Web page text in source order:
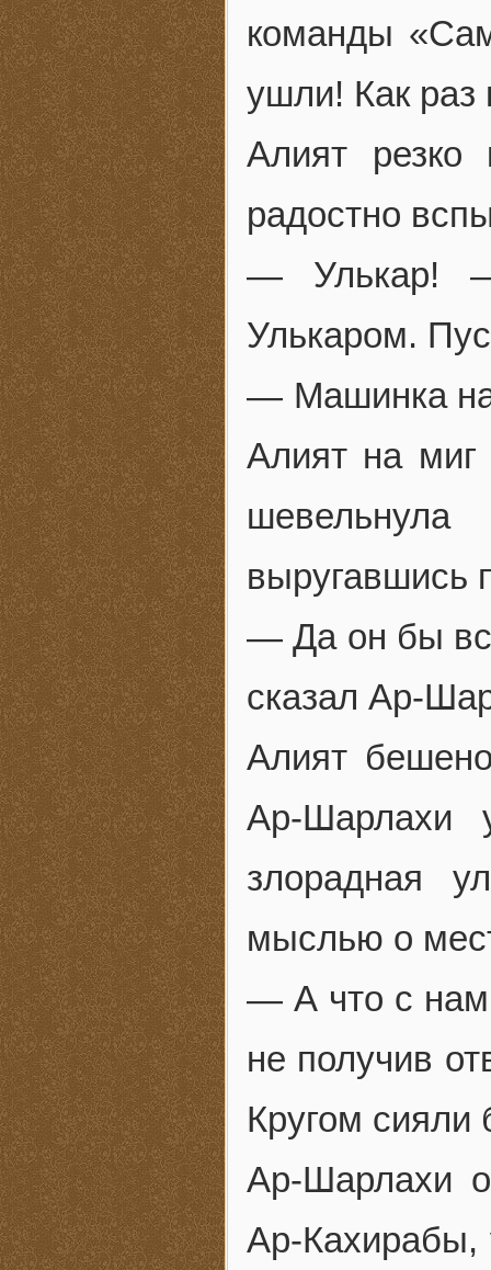
команды
ушли! Как
Алият резко
радостно
— Улькар!
Улькаром.
— Машинка
Алият на миг
выругавшись
— Да он бы
сказал Ар-
Алият
Ар-Шарлахи
злорадная
мыслью о
— А что с
не получив
Кругом сияли
Ар-Шарлахи
Ар-